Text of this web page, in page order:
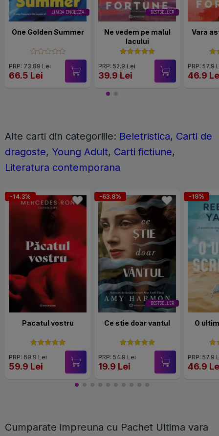
LIMBA ENGLEZA
One Golden Summer
PRP: 73.89 Lei
66.5 Lei
BESTSELLER
Ne vedem pe malul
lacului
PRP: 52.9 Lei
39.9 Lei
Vara
PRP: 57.9
46.9
Alte carti din categoriile: Beletristica, Carti de
dragoste, Young Adult, Carti fictiune,
Literatura contemporana
-14.3%
Pacatul vostru
PRP: 69.9 Lei
59.9 Lei
BESTSELLER
-63.8%
Ce stie doar vantul
PRP: 54.9 Lei
19.9 Lei
-19%
O
PRP: 57.9
46.9
Cumparate impreuna cu Pachet Ultima vara